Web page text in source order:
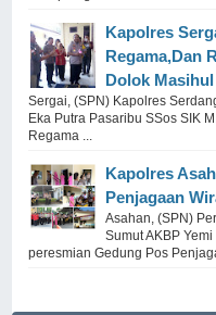
Kapolres
Regama,Dan
Dolok Masihul
Sergai, (SPN) Kapolres
Eka Putra Pasaribu SSos SIK
Regama ...
Kapolres
Penjagaan
Asahan, (SPN)
Sumut AKBP
peresmian Gedung Pos